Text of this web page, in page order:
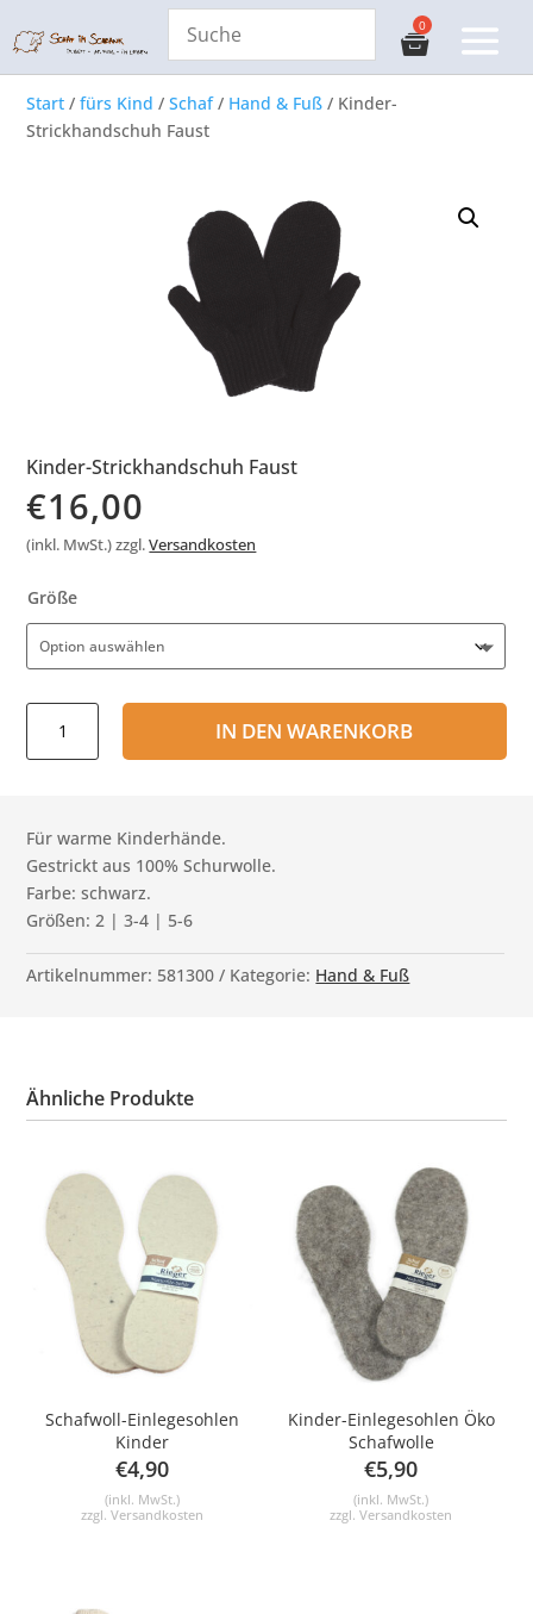
Start /fürs Kind /Schaf/ Hand & Fuß / Kinder-
Strickhandschuh Faust
Kinder-Strickhandschuh Faust
€16,00
(inkl. MwSt.) zzgl.Versandkosten
Für warme Kinderhände.
Gestrickt aus 100% Schurwolle.
Farbe: schwarz.
Größen: 2 | 3-4 | 5-6
Größe
Strickhandschuh
IN DEN WARENKORB
Artikelnummer: 581300 Kategorie: Hand & Fuß
Ähnliche Produkte
Schafwoll-Einlegesohlen
Kinder
€4,90
(inkl. MwSt.)
zzgl. Versandkosten
Kinder-Einlegesohlen Öko
Schafwolle
€5,90
(inkl. MwSt.)
zzgl.Versandkosten